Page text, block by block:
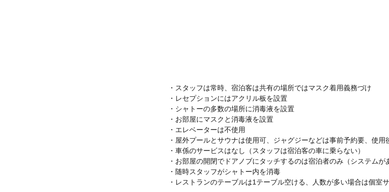
・スタッフは常時、宿泊客は共有の場所ではマスク着用義務づけ
・レセプションにはアクリル板を設置
・シャトーの多数の場所に消毒液を設置
・お部屋にマスクと消毒液を設置
・エレベーターは不使用
・屋外プールとサウナは使用可、ジャグジーなどは事前予約要、使用
・車係のサービスはなし（スタッフは宿泊客の車に乗らない）
・お部屋の開閉でドアノブにタッチするのは宿泊者のみ（システムが
・随時スタッフがシャトー内を消毒
・レストランのテーブルは1テーブル空ける、人数が多い場合は個室